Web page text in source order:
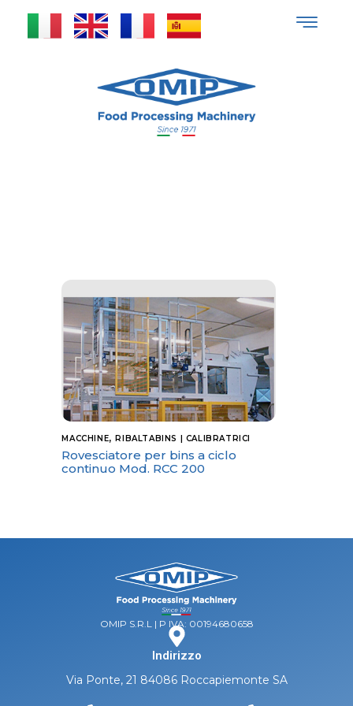
MACCHINE,RIBALTABINS | CALIBRATRICI
Rovesciatore per bins a ciclo
continuo Mod. RCC 200
OMIP S.R.L | P IVA: 00194680658
Indirizzo
Via Ponte, 21 84086 Roccapiemonte SA